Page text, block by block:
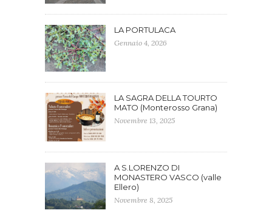
LA PORTULACA
Gennaio 4, 2026
LA SAGRA DELLA TOURTO
MATO (Monterosso Grana)
Novembre 13, 2025
A S.LORENZO DI
MONASTERO VASCO (valle
Ellero)
Novembre 8, 2025